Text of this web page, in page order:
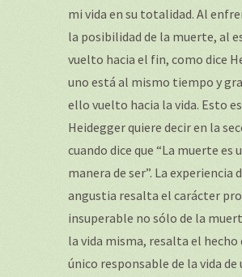
mi vida en su totalidad. Al
la posibilidad de la muerte, al
vuelto hacia el fin, como dice
uno está al mismo tiempo y
ello vuelto hacia la vida. Esto
Heidegger quiere decir en la
cuando dice que “La muerte es
manera de ser”. La experiencia
angustia resalta el carácter
insuperable no sólo de la
la vida misma, resalta el hecho
único responsable de la vida de